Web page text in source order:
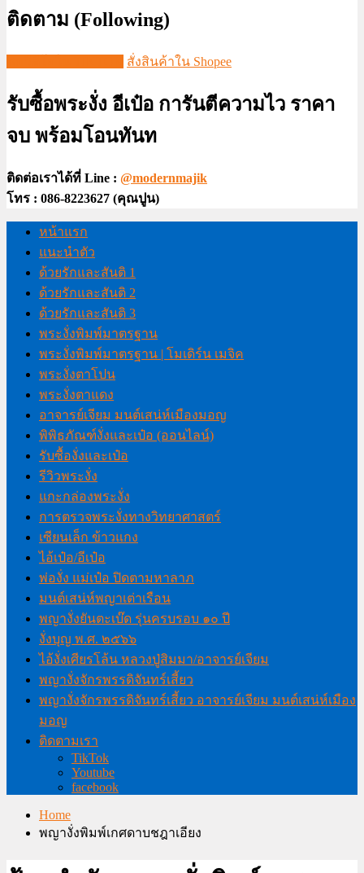
ติดตาม (Following)
สั่งสินค้าใน Shopee
รับซื้อพระงั่ง อีเป๋อ การันตีความไว ราคา
จบ พร้อมโอนทันท
ติดต่อเราได้ที่ Line : @modernmajik
โทร : 086-8223627 (คุณปูน)
หน้าแรก
แนะนำตัว
ด้วยรักและสันติ 1
ด้วยรักและสันติ 2
ด้วยรักและสันติ 3
พระงั่งพิมพ์มาตรฐาน
พระงั่งพิมพ์มาตรฐาน | โมเดิร์น เมจิค
พระงั่งตาโปน
พระงั่งตาแดง
อาจารย์เจียม มนต์เสน่ห์เมืองมอญ
พิพิธภัณฑ์งั่งและเป๋อ (ออนไลน์)
รับซื้องั่งและเป๋อ
รีวิวพระงั่ง
แกะกล่องพระงั่ง
การตรวจพระงั่งทางวิทยาศาสตร์
เซียนเล็ก ข้าวแกง
ไอ้เป๋อ/อีเป๋อ
พ่องั่ง แม่เป๋อ ปิดตามหาลาภ
มนต์เสน่ห์พญาเต่าเรือน
พญางั่งยันตะเบ๊ด รุ่นครบรอบ ๑๐ ปี
งั่งบุญ พ.ศ. ๒๕๖๖
ไอ้งั่งเศียรโล้น หลวงปู่สิมมา/อาจารย์เจียม
พญางั่งจักรพรรดิจันทร์เสี้ยว
พญางั่งจักรพรรดิจันทร์เสี้ยว อาจารย์เจียม มนต์เสน่ห์เมือง
มอญ
ติดตามเรา
TikTok
Youtube
facebook
Home
พญางั่งพิมพ์เกศดาบชฎาเอียง